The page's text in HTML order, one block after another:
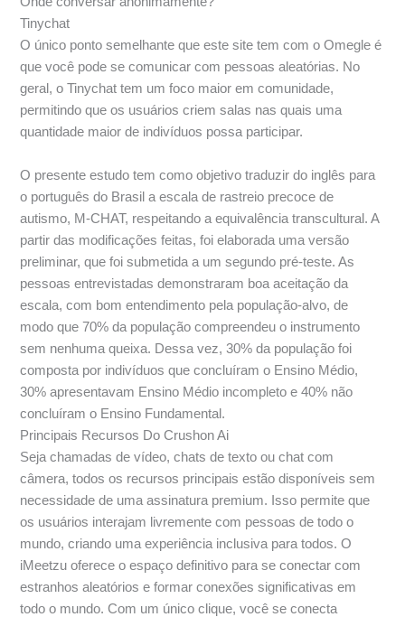
Tinychat
O único ponto semelhante que este site tem com o Omegle é
que você pode se comunicar com pessoas aleatórias. No
geral, o Tinychat tem um foco maior em comunidade,
permitindo que os usuários criem salas nas quais uma
quantidade maior de indivíduos possa participar.
O presente estudo tem como objetivo traduzir do inglês para
o português do Brasil a escala de rastreio precoce de
autismo, M-CHAT, respeitando a equivalência transcultural. A
partir das modificações feitas, foi elaborada uma versão
preliminar, que foi submetida a um segundo pré-teste. As
pessoas entrevistadas demonstraram boa aceitação da
escala, com bom entendimento pela população-alvo, de
modo que 70% da população compreendeu o instrumento
sem nenhuma queixa. Dessa vez, 30% da população foi
composta por indivíduos que concluíram o Ensino Médio,
30% apresentavam Ensino Médio incompleto e 40% não
concluíram o Ensino Fundamental.
Principais Recursos Do Crushon Ai
Seja chamadas de vídeo, chats de texto ou chat com
câmera, todos os recursos principais estão disponíveis sem
necessidade de uma assinatura premium. Isso permite que
os usuários interajam livremente com pessoas de todo o
mundo, criando uma experiência inclusiva para todos. O
iMeetzu oferece o espaço definitivo para se conectar com
estranhos aleatórios e formar conexões significativas em
todo o mundo. Com um único clique, você se conecta